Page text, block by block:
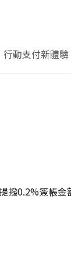
行動支付新體驗
撥0.2%簽帳金